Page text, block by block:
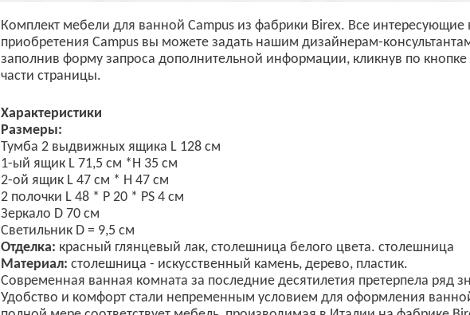
Комплект мебели для ванной Campus из фабрики Birex. Все интересующие
приобретения Campus вы можете задать нашим дизайнерам-
заполнив форму запроса дополнительной информации, кликнув по
части страницы.
Характеристики
Размеры:
Тумба 2 выдвижных ящика L 128 см
1-ый ящик L 71,5 см *H 35 см
2-ой ящик L 47 см * H 47 см
2 полочки L 48 * P 20 * PS 4 см
Зеркало D 70 см
Светильник D = 9,5 см
Отделка: красный глянцевый лак, столешница белого цвета. столешница
Материал: столешница - искусственный камень, дерево, пластик.
Современная ванная комната за последние десятилетия претерпела ряд
Удобство и комфорт стали непременным условием для оформления